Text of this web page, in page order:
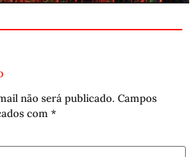
não será publicado. Campos
com *